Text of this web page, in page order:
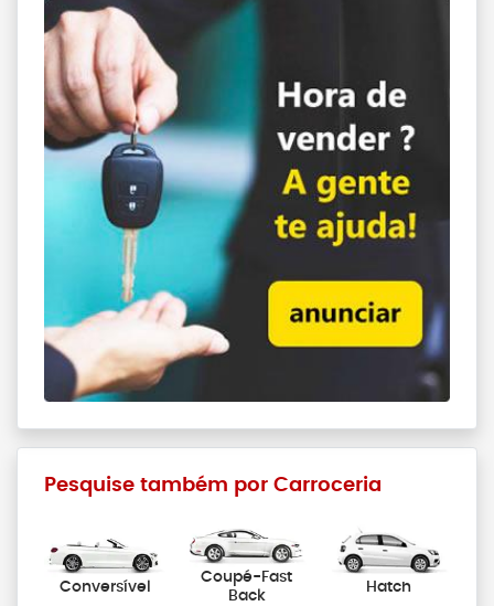
Pesquise também por Carroceria
Conversível
Coupé-Fast
Back
Hatch